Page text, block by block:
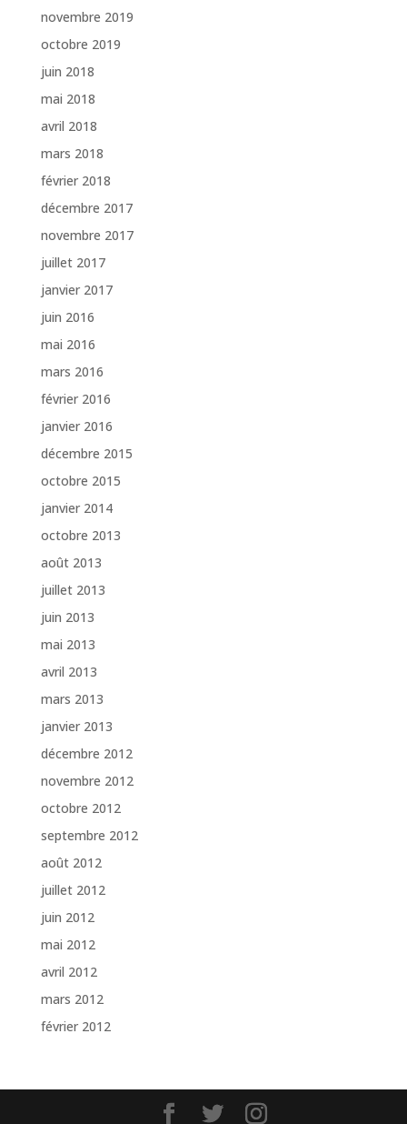
novembre 2019
octobre 2019
juin 2018
mai 2018
avril 2018
mars 2018
février 2018
décembre 2017
novembre 2017
juillet 2017
janvier 2017
juin 2016
mai 2016
mars 2016
février 2016
janvier 2016
décembre 2015
octobre 2015
janvier 2014
octobre 2013
août 2013
juillet 2013
juin 2013
mai 2013
avril 2013
mars 2013
janvier 2013
décembre 2012
novembre 2012
octobre 2012
septembre 2012
août 2012
juillet 2012
juin 2012
mai 2012
avril 2012
mars 2012
février 2012